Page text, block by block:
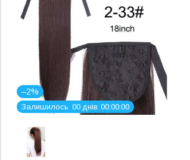
–2%
Залишилось 00 днів 00 00 00